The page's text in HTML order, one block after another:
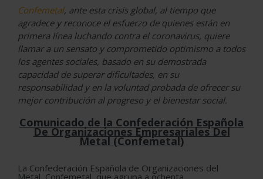
Confemetal, ante esta crisis global, al tiempo que
agradece y reconoce el esfuerzo de quienes están en
primera línea luchando contra el coronavirus, quiere
llamar a un sensato y comprometido optimismo a todos
los agentes sociales, basado en su demostrada
capacidad de superar dificultades, en su
responsabilidad y en la voluntad probada de ofrecer su
mejor contribución al progreso y el bienestar social.
Comunicado de la Confederación Española
De Organizaciones Empresariales Del
Metal(Confemetal)
La Confederación Española de Organizaciones del
Metal, Confemetal, que agrupa a ochenta